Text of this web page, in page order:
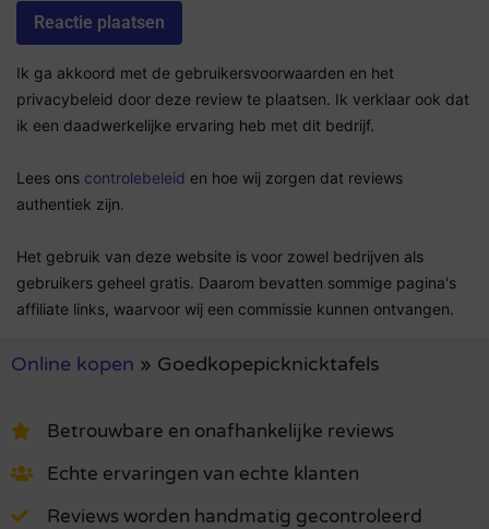
Ik ga akkoord met de gebruikersvoorwaarden en het
privacybeleid door deze review te plaatsen. Ik verklaar ook dat
ik een daadwerkelijke ervaring heb met dit bedrijf.
Lees ons controlebeleid en hoe wij zorgen dat reviews
authentiek zijn.
Het gebruik van deze website is voor zowel bedrijven als
gebruikers geheel gratis. Daarom bevatten sommige pagina's
affiliate links, waarvoor wij een commissie kunnen ontvangen.
Online kopen » Goedkopepicknicktafels
Betrouwbare en onafhankelijke reviews
Echte ervaringen van echte klanten
Reviews worden handmatig gecontroleerd